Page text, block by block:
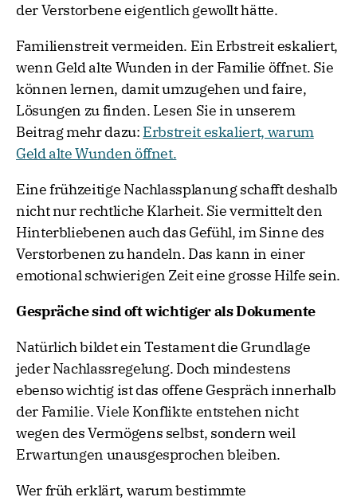
der Verstorbene eigentlich gewollt hätte.
Familienstreit vermeiden. Ein Erbstreit eskaliert,
wenn Geld alte Wunden in der Familie öffnet. Sie
können lernen, damit umzugehen und faire,
Lösungen zu finden. Lesen Sie in unserem
Beitrag mehr dazu: Erbstreit eskaliert, warum
Geld alte Wunden öffnet.
Eine frühzeitige Nachlassplanung schafft deshalb
nicht nur rechtliche Klarheit. Sie vermittelt den
Hinterbliebenen auch das Gefühl, im Sinne des
Verstorbenen zu handeln. Das kann in einer
emotional schwierigen Zeit eine grosse Hilfe sein.
Gespräche sind oft wichtiger als Dokumente
Natürlich bildet ein Testament die Grundlage
jeder Nachlassregelung. Doch mindestens
ebenso wichtig ist das offene Gespräch innerhalb
der Familie. Viele Konflikte entstehen nicht
wegen des Vermögens selbst, sondern weil
Erwartungen unausgesprochen bleiben.
Wer früh erklärt, warum bestimmte